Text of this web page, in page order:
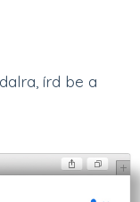
írd be a